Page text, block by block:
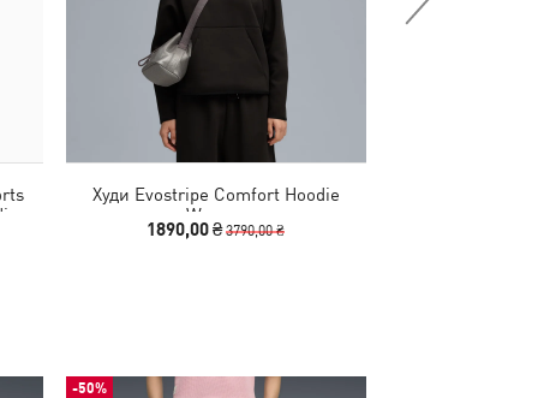
Худи Evostripe Comfort Hoodie
Women
1890,00 ₴3790,00 ₴
-50%